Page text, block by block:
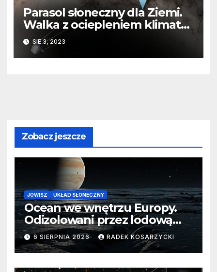
Parasol słoneczny dla Ziemi.
Walka z ociepleniem klimatu
z kosmosu
SIE 3, 2023
Zobacz jeszcze
JOWISZ UKŁAD SŁONECZNY
Ocean we wnętrzu Europy.
Odizolowani przez lodową
barierę
6 SIERPNIA 2026 RADEK KOSARZYCKI